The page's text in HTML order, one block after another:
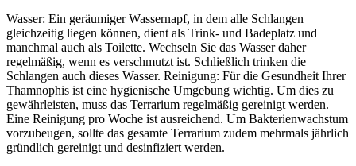
Wasser: Ein geräumiger Wassernapf, in dem alle Schlangen
gleichzeitig liegen können, dient als Trink- und Badeplatz und
manchmal auch als Toilette. Wechseln Sie das Wasser daher
regelmäßig, wenn es verschmutzt ist. Schließlich trinken die
Schlangen auch dieses Wasser. Reinigung: Für die Gesundheit Ihrer
Thamnophis ist eine hygienische Umgebung wichtig. Um dies zu
gewährleisten, muss das Terrarium regelmäßig gereinigt werden.
Eine Reinigung pro Woche ist ausreichend. Um Bakterienwachstum
vorzubeugen, sollte das gesamte Terrarium zudem mehrmals jährlich
gründlich gereinigt und desinfiziert werden.